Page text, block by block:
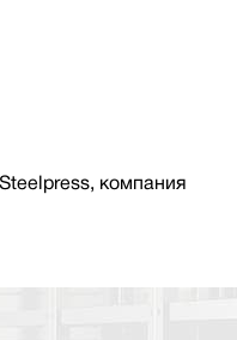
компания